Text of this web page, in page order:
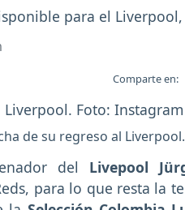
para el
Comparte en:
de su regreso al
del Livepool
para lo que resta la